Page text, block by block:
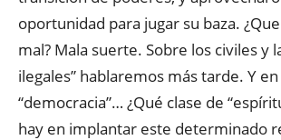
oportunidad para jugar su baza.
mal? Mala suerte. Sobre los civiles y
ilegales” hablaremos más tarde. Y
“democracia”… ¿Qué clase de
hay en implantar este determinado